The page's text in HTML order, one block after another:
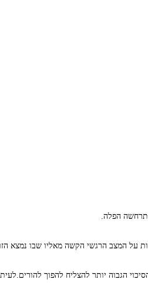
הפלה.
המצב הרגשי הקשה מאליו שבו נמצא הזוג
הגבוה יותר להצליח להפוך